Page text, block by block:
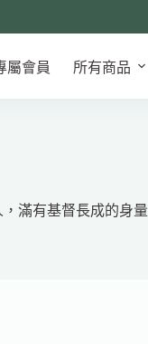
屬會員 所有商品
滿有基督長成的身量